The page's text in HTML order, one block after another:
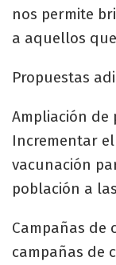
nos permite
a aquellos
Propuestas
Ampliación de
Incrementar
vacunación
población a
Campañas de
campañas de